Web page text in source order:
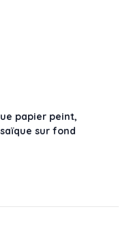
papier peint,
sur fond